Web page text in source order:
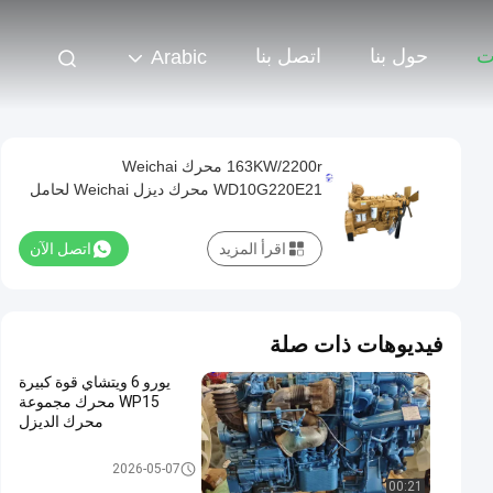
حول بنا اتصل بنا Arabic
163KW/2200r محرك Weichai
WD10G220E21 محرك ديزل Weichai لحامل
اتصل الآن اقرأ المزيد
فيديوهات ذات صلة
00:21
يورو 6 ويتشاي قوة كبيرة
WP15 محرك مجموعة
محرك الديزل
2026-05-07